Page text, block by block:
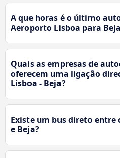
A que horas é o último
Aeroporto Lisboa para
Quais as empresas de
oferecem uma ligação
Lisboa - Beja?
Existe um bus direto entre
e Beja?